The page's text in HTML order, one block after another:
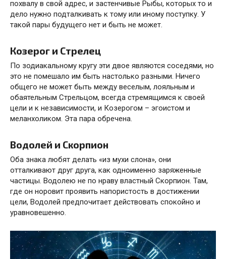
похвалу в свой адрес, и застенчивые Рыбы, которых то и
дело нужно подталкивать к тому или иному поступку. У
такой пары будущего нет и быть не может.
Козерог и Стрелец
По зодиакальному кругу эти двое являются соседями, но
это не помешало им быть настолько разными. Ничего
общего не может быть между веселым, лояльным и
обаятельным Стрельцом, всегда стремящимся к своей
цели и к независимости, и Козерогом – эгоистом и
меланхоликом. Эта пара обречена.
Водолей и Скорпион
Оба знака любят делать «из мухи слона», они
отталкивают друг друга, как одноименно заряженные
частицы. Водолею не по нраву властный Скорпион. Там,
где он норовит проявить напористость в достижении
цели, Водолей предпочитает действовать спокойно и
уравновешенно.